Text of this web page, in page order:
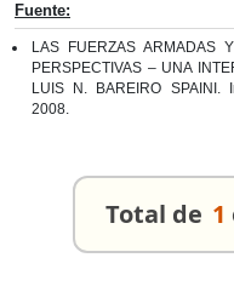
Fuente:
LAS FUERZAS ARMADAS
PERSPECTIVAS – UNA
LUIS N. BAREIRO SPAINI.
2008.
Total de 1